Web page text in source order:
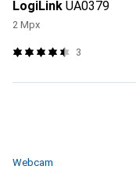
LogiLink UA0379
2 Mpx
3
Webcam